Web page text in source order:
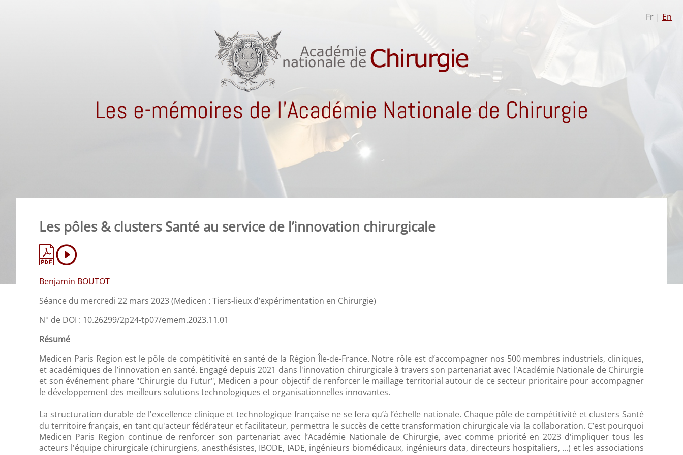
Fr | En
Les e-mémoires de l'Académie Nationale de Chirurgie
Les pôles & clusters Santé au service de l’innovation chirurgicale
Benjamin BOUTOT
Séance du mercredi 22 mars 2023 (Medicen : Tiers-lieux d’expérimentation en Chirurgie)
N° de DOI : 10.26299/2p24-tp07/emem.2023.11.01
Résumé
Medicen Paris Region est le pôle de compétitivité en santé de la Région Île-de-France. Notre rôle est d’accompagner nos 500 membres industriels, cliniques,
et académiques de l’innovation en santé. Engagé depuis 2021 dans l'innovation chirurgicale à travers son partenariat avec l'Académie Nationale de Chirurgie
et son événement phare "Chirurgie du Futur", Medicen a pour objectif de renforcer le maillage territorial autour de ce secteur prioritaire pour accompagner
le développement des meilleurs solutions technologiques et organisationnelles innovantes.
La structuration durable de l'excellence clinique et technologique française ne se fera qu’à l’échelle nationale. Chaque pôle de compétitivité et clusters Santé
du territoire français, en tant qu'acteur fédérateur et facilitateur, permettra le succès de cette transformation chirurgicale via la collaboration. C’est pourquoi
Medicen Paris Region continue de renforcer son partenariat avec l’Académie Nationale de Chirurgie, avec comme priorité en 2023 d'impliquer tous les
acteurs l'équipe chirurgicale (chirurgiens, anesthésistes, IBODE, IADE, ingénieurs biomédicaux, ingénieurs data, directeurs hospitaliers, ...) et les associations